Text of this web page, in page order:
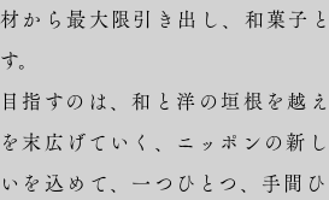
材から最大限引き出し、和菓子
す。
目指すのは、和と洋の垣根を越
を末広げていく、ニッポンの新
いを込めて、一つひとつ、手間